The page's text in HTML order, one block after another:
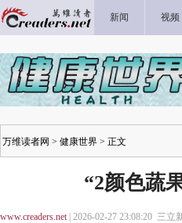
新闻 视频
万维读者网 > 健康世界 > 正文
“2颜色蔬
www.creaders.net| 2026-02-27 23:08:20 三立